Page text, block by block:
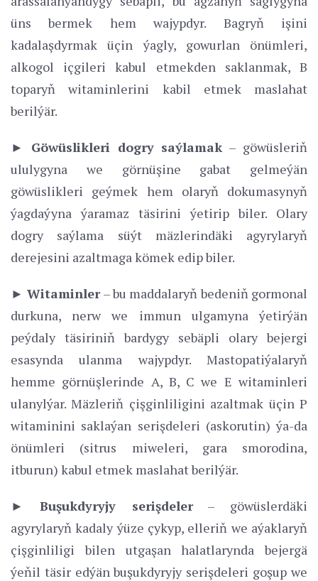
üns bermek hem wajypdyr. Bagryň işini
kadalaşdyrmak üçin ýagly, gowurlan önümleri,
alkogol içgileri kabul etmekden saklanmak, B
toparyň witaminlerini kabil etmek maslahat
berilýär.
► Göwüslikleri dogry saýlamak – göwüsleriň
ululygyna we görnüşine gabat gelmeýän
göwüslikleri geýmek hem olaryň dokumasynyň
ýagdaýyna ýaramaz täsirini ýetirip biler. Olary
dogry saýlama süýt mäzlerindäki agyrylaryň
derejesini azaltmaga kömek edip biler.
► Witaminler– bu maddalaryň bedeniň gormonal
durkuna, nerw we immun ulgamyna ýetirýän
peýdaly täsiriniň bardygy sebäpli olary bejergi
esasynda ulanma wajypdyr. Mastopatiýalaryň
hemme görnüşlerinde A, B, C we E witaminleri
ulanylýar. Mäzleriň çişginliligini azaltmak üçin P
witaminini saklaýan serişdeleri (askorutin) ýa-da
önümleri (sitrus miweleri, gara smorodina,
itburun) kabul etmek maslahat berilýär.
► Buşukdyryjy serişdeler– göwüslerdäki
agyrylaryň kadaly ýüze çykyp, elleriň we aýaklaryň
çişginliligi bilen utgaşan halatlarynda bejergä
ýeňil täsir edýän buşukdyryjy serişdeleri goşup we